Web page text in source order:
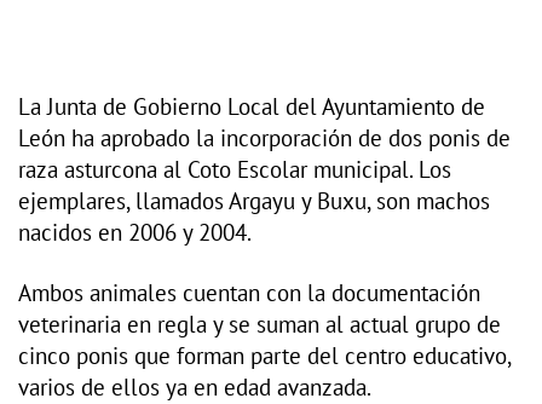
La Junta de Gobierno Local del Ayuntamiento de
León ha aprobado la incorporación de dos ponis de
raza asturcona al Coto Escolar municipal. Los
ejemplares, llamados Argayu y Buxu, son machos
nacidos en 2006 y 2004.
Ambos animales cuentan con la documentación
veterinaria en regla y se suman al actual grupo de
cinco ponis que forman parte del centro educativo,
varios de ellos ya en edad avanzada.